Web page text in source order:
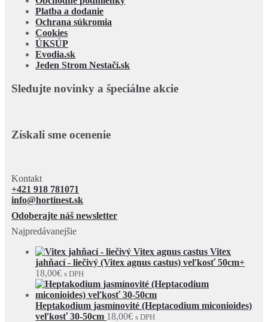
Platba a dodanie
Ochrana súkromia
Cookies
ÚKSÚP
Evodia.sk
Jeden Strom Nestačí.sk
Sledujte novinky a špeciálne akcie
Získali sme ocenenie
Kontakt
+421 918 781071
info@hortinest.sk
Odoberajte náš newsletter
Najpredávanejšie
Vitex
jahňací - liečivý (Vitex agnus castus) veľkosť 50cm+
18,00€ s DPH
Heptakodium jasmínovité (Heptacodium miconioides)
veľkosť 30-50cm 18,00€ s DPH